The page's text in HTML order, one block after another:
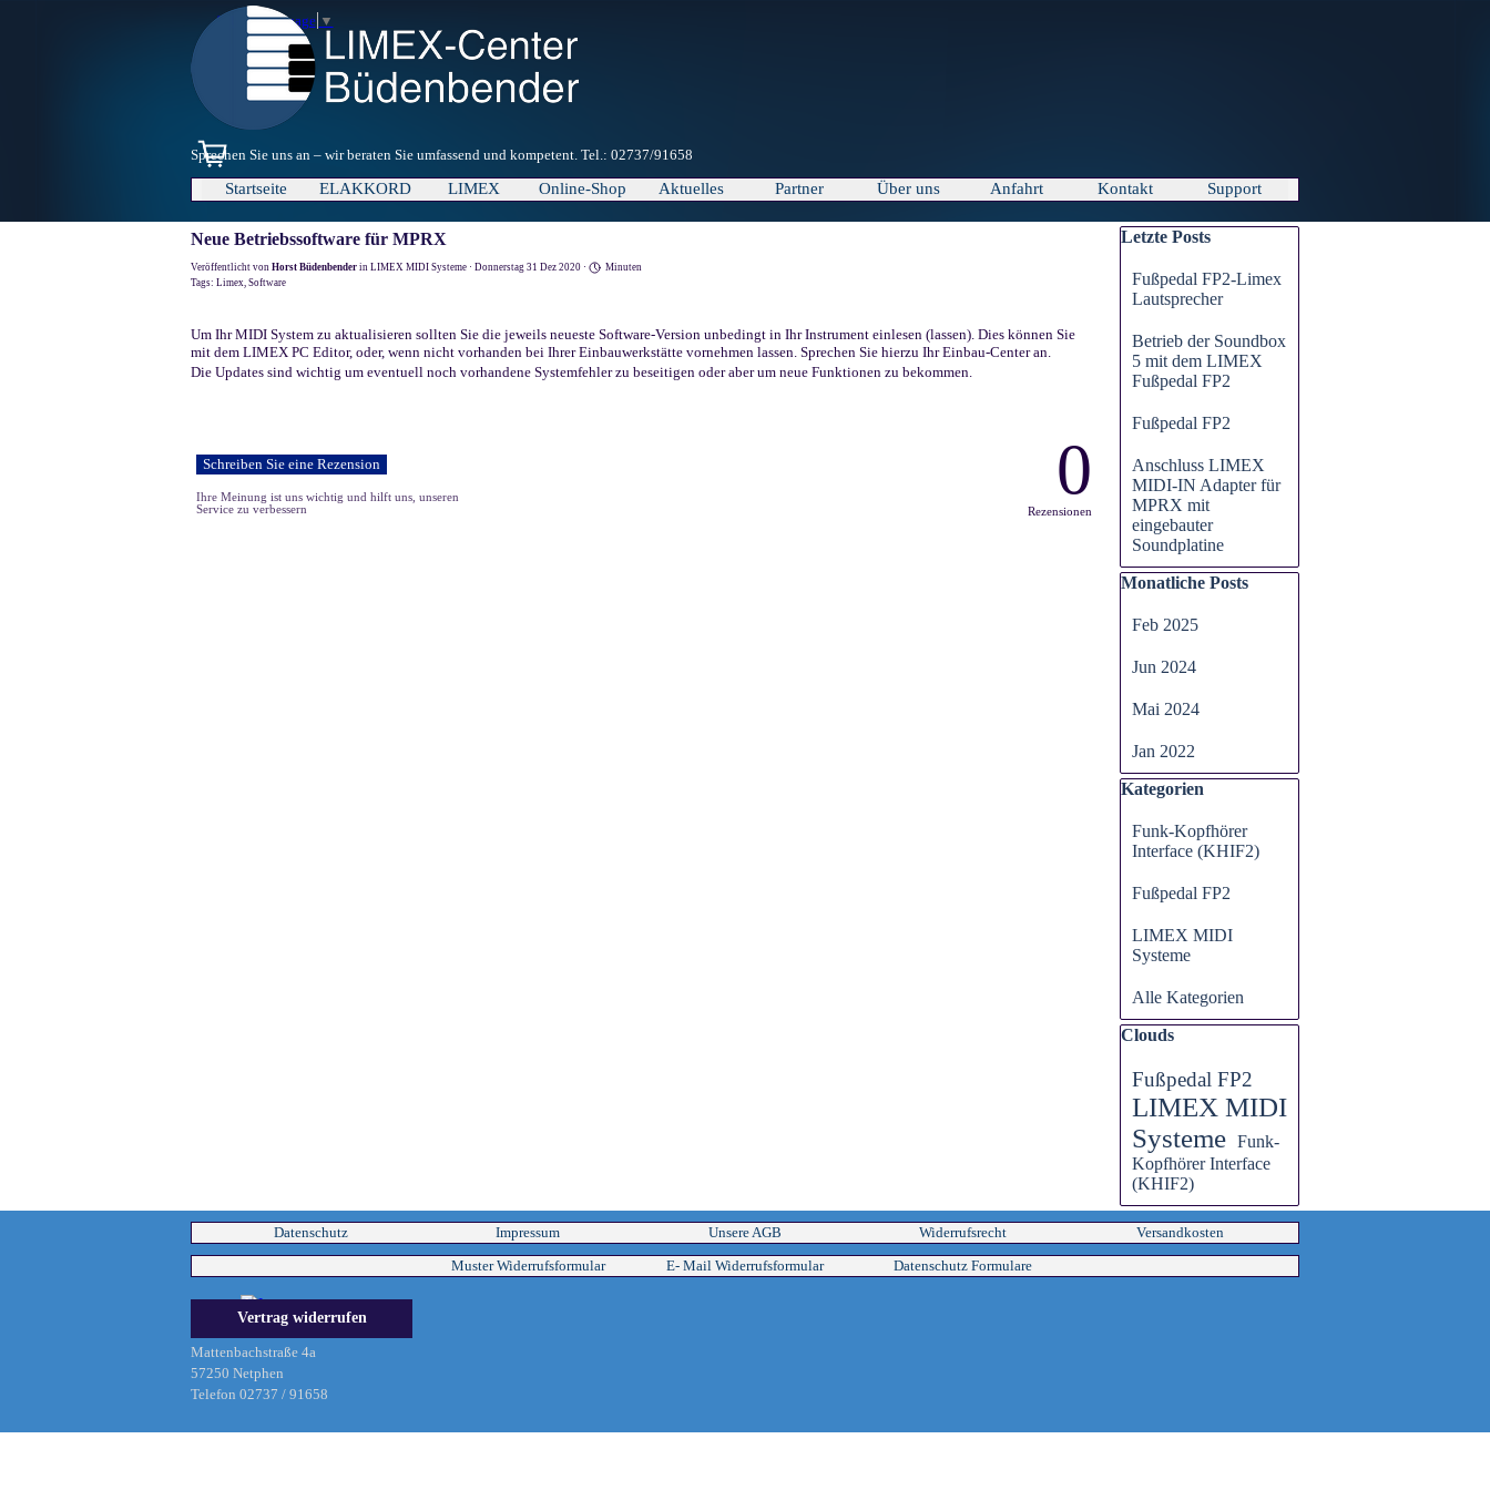
Select Language ▼
Sprechen Sie uns an – wir beraten Sie umfassend und kompetent. Tel.: 02737/91658
Menü überspringen
Startseite ELAKKORD ▼
LIMEX ▼
Online-Shop ▼
Aktuelles Partner Über uns Anfahrt Kontakt Support
Neue Betriebssoftware für MPRX
Veröffentlicht von Horst Büdenbender in LIMEX MIDI Systeme · Donnerstag 31 Dez 2020 ·
Minuten
Tags: Limex, Software
Um Ihr MIDI System zu aktualisieren sollten Sie die jeweils neueste Software-Version unbedingt in Ihr Instrument einlesen (lassen). Dies können Sie
mit dem LIMEX PC Editor, oder, wenn nicht vorhanden bei Ihrer Einbauwerkstätte vornehmen lassen. Sprechen Sie hierzu Ihr Einbau-Center an.
Die Updates sind wichtig um eventuell noch vorhandene Systemfehler zu beseitigen oder aber um neue Funktionen zu bekommen.
0
Rezensionen
Ihre Meinung ist uns wichtig und hilft uns, unseren
Service zu verbessern
Block überspringen Letzte Posts
Letzte Posts
Fußpedal FP2-Limex
Lautsprecher
Betrieb der Soundbox
5 mit dem LIMEX
Fußpedal FP2
Fußpedal FP2
Anschluss LIMEX
MIDI-IN Adapter für
MPRX mit
eingebauter
Soundplatine
Block überspringen Monatliche Posts
Monatliche Posts
Feb 2025
Jun 2024
Mai 2024
Jan 2022
Block überspringen Kategorien
Kategorien
Funk-Kopfhörer
Interface (KHIF2)
Fußpedal FP2
LIMEX MIDI
Systeme
Alle Kategorien
Block überspringen Clouds
Clouds
Fußpedal FP2
LIMEX MIDI
Systeme Funk-
Kopfhörer Interface
(KHIF2)
Menü überspringen
Datenschutz Impressum Unsere AGB Widerrufsrecht
Versandkosten
Menü überspringen
Muster Widerrufsformular E- Mail Widerrufsformular Datenschutz Formulare
LIMEX-Center
Mattenbachstraße 4a
57250 Netphen
Telefon 02737 / 91658
Vertrag widerrufen